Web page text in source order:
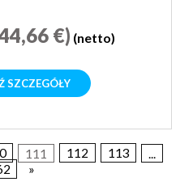
€) (netto)
SZCZEGÓŁY
111 112 113
»